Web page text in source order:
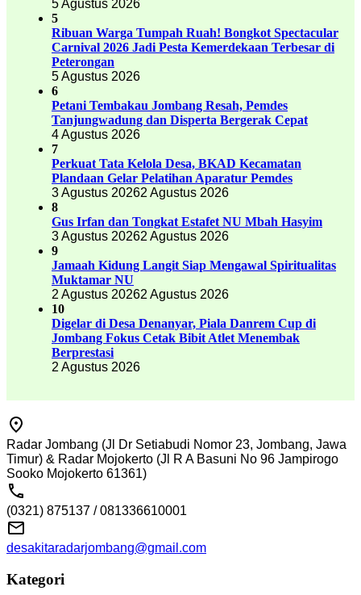
5 Agustus 2026
5
Ribuan Warga Tumpah Ruah! Bongkot Spectacular
Carnival 2026 Jadi Pesta Kemerdekaan Terbesar di
Peterongan
5 Agustus 2026
6
Petani Tembakau Jombang Resah, Pemdes
Tanjungwadung dan Disperta Bergerak Cepat
4 Agustus 2026
7
Perkuat Tata Kelola Desa, BKAD Kecamatan
Plandaan Gelar Pelatihan Aparatur Pemdes
3 Agustus 20262 Agustus 2026
8
Gus Irfan dan Tongkat Estafet NU Mbah Hasyim
3 Agustus 20262 Agustus 2026
9
Jamaah Kidung Langit Siap Mengawal Spiritualitas
Muktamar NU
2 Agustus 20262 Agustus 2026
10
Digelar di Desa Denanyar, Piala Danrem Cup di
Jombang Fokus Cetak Bibit Atlet Menembak
Berprestasi
2 Agustus 2026
Radar Jombang (Jl Dr Setiabudi Nomor 23, Jombang, Jawa
Timur) & Radar Mojokerto (Jl R A Basuni No 96 Jampirogo
Sooko Mojokerto 61361)
(0321) 875137 / 081336610001
desakitaradarjombang@gmail.com
Kategori